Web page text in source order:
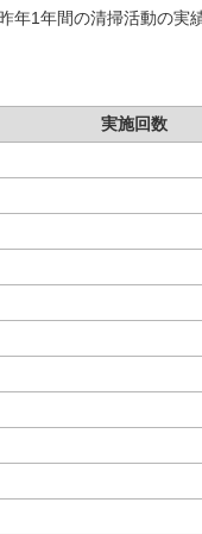
年1年間の清掃活動の実
実施回数